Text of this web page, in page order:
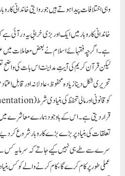
وہی اختلافات پیدا ہوتے ہیں جو روایتی خاندانی
خاندانی کاروبار میں ایک اور بڑی خرابی یہ در آئی
ہے۔ اگرچہ فقہائے اسلام نے بعض معاملات میں
لیکن قرآن کریم کی آیتِ مداینت اس بات کی واضح
تحریری شکل دینا زیادہ محفوظ، عادلانہ اور قابلِ
قرار دیتی ہے۔ اس کے باوجود ہمارے معاشرے میں
تعلقات کی بنیاد پر بڑے بڑے کاروبار شروع کر
سرے سے طے ہی نہیں کیے جاتے کہ سرمایہ کس نے
عملی طور پر کام کرے گا، کام کرنے والے کو کس بنیاد